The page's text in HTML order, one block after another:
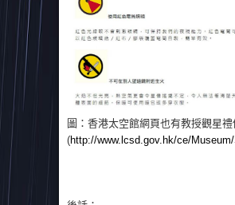
圖：香港太空館網頁也有教授觀星禮
(http://www.lcsd.gov.hk/ce/